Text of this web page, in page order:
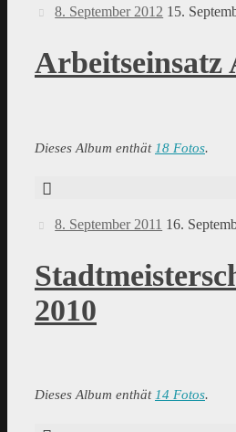
8. September 2012 15.
Arbeitseinsatz
Dieses Album enthät 18 Fotos.
8. September 2011 16.
2010
Dieses Album enthät14 Fotos.